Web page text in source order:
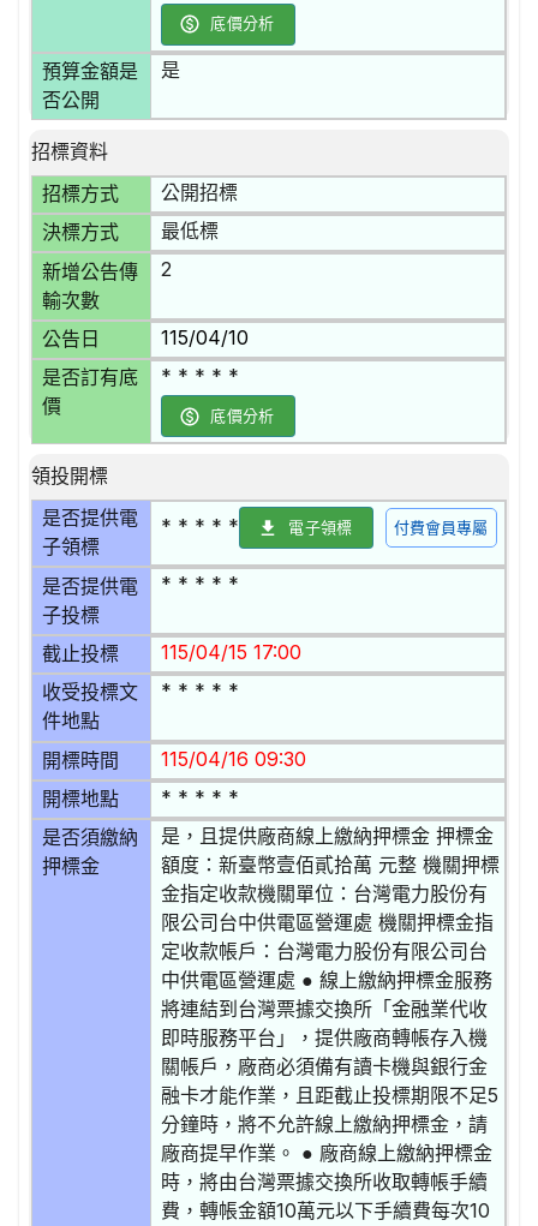
底價分析
預算金額是
否公開
是
招標資料
招標方式
公開招標
決標方式 最低標
新增公告傳
輸次數
2
公告日 115/04/10
是否訂有底
價
* * * * *
底價分析
領投開標
是否提供電
子領標
* * * * * 電子領標 付費會員專屬
是否提供電
子投標
* * * * *
截止投標 115/04/15 17:00
收受投標文
件地點
* * * * *
開標時間 115/04/16 09:30
開標地點 * * * * *
是否須繳納
押標金
是，且提供廠商線上繳納押標金 押標金
額度：新臺幣壹佰貳拾萬 元整 機關押標
金指定收款機關單位：台灣電力股份有
限公司台中供電區營運處 機關押標金指
定收款帳戶：台灣電力股份有限公司台
中供電區營運處 ● 線上繳納押標金服務
將連結到台灣票據交換所「金融業代收
即時服務平台」，提供廠商轉帳存入機
關帳戶，廠商必須備有讀卡機與銀行金
融卡才能作業，且距截止投標期限不足5
分鐘時，將不允許線上繳納押標金，請
廠商提早作業。 ● 廠商線上繳納押標金
時，將由台灣票據交換所收取轉帳手續
費，轉帳金額10萬元以下手續費每次10